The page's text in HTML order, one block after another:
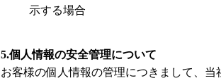
示する場合
5.個人情報の安全管理について
お客様の個人情報の管理につきまして、